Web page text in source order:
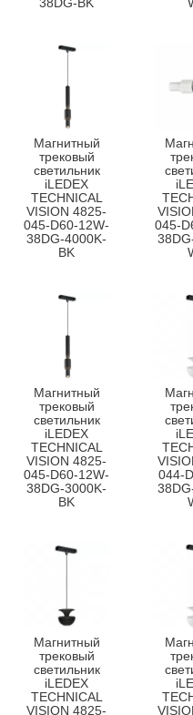
Магнитный
трековый
светильник
iLEDEX
TECHNICAL
VISION 4825-
045-D60-12W-
38DG-4000K-
BK
045-
Магнитный
трековый
светильник
iLEDEX
TECHNICAL
VISION 4825-
045-D60-12W-
38DG-3000K-
BK
044-
Магнитный
трековый
светильник
iLEDEX
TECHNICAL
VISION 4825-